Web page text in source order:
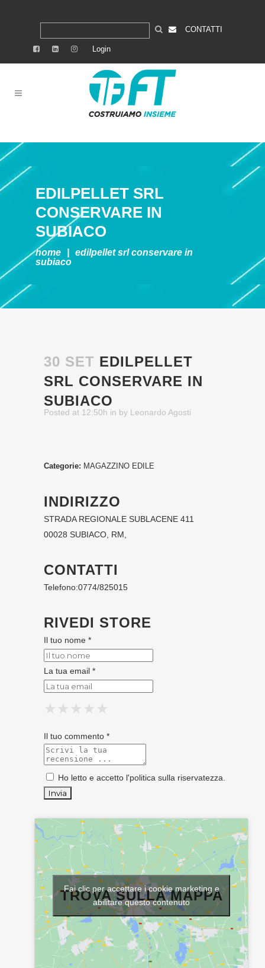
CONTATTI
Login
EDILPELLET SRL
CONSERVARE IN
SUBIACO
home edilpellet srlconservare in
subiaco
30 SET EDILPELLET
SRL CONSERVARE IN
SUBIACO
Posted at 12:50h in by Leonardo Agosti
Categorie: MAGAZZINO EDILE
INDIRIZZO
STRADA REGIONALE SUBLACENE 411
00028 SUBIACO, RM,
CONTATTI
Telefono:0774/825015
RIVEDI STORE
Il tuo nome *
La tua email *
★
★ ★
★ ★ ★
★ ★ ★ ★
★ ★ ★ ★ ★
Il tuo commento *
Ho letto e accetto l'politica sulla riservatezza
TROVA SULLA MAPPA
Fai clic per accettare i cookie marketing e
abilitare questo contenuto